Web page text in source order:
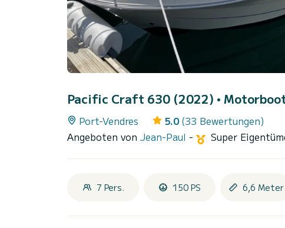
Pacific Craft 630 (2022) •
Port-Vendres 5.0 (33 Bewertungen)
Angeboten von Jean-Paul - Super
7 Pers. 150 PS 6,6 Meter